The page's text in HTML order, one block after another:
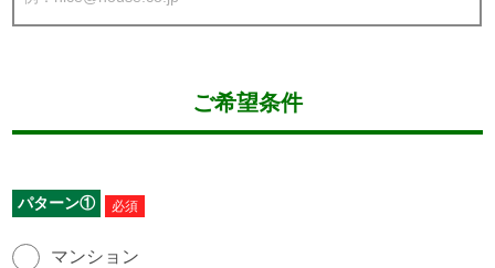
ご希望条件
パターン①
物件種別 必須
マンション